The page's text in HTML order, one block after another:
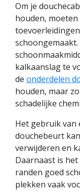
Om je
houden, moeten
kalkaanslag te
de onderdelen
houden, maar
schadelijke
Het gebruik van
douchebeurt
verwijderen en
Daarnaast is
randen goed
plekken vaak